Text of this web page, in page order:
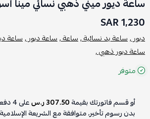
ساعة ديور ميني ذهبي نسائي مينا
1,230 SAR
ديور ,ساعة يد نسائية ,ساعة ,ساعة ديور ,ساعة
ساعة ديور ذهبي ,
متوفر
أو قسم فاتورتك بقيمة307.50 ر.س على4
بدون رسوم تأخير، متوافقة مع الشريعة الإسلامية